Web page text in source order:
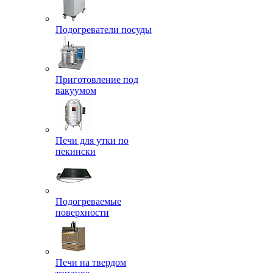
Подогреватели посуды
Приготовление под
вакуумом
Печи для утки по
пекински
Подогреваемые
поверхности
Печи на твердом